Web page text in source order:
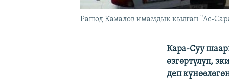
Рашод Камалов имамдык кылган "Ас-
Кара-Суу
өзгөртүлүп,
деп